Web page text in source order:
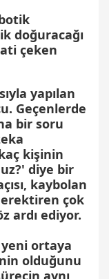
doğuracağı
çeken
yapılan
Geçenlerde
bir soru
kişinin
diye bir
kaybolan
çok
ardı ediyor.
ortaya
olduğunu
aynı